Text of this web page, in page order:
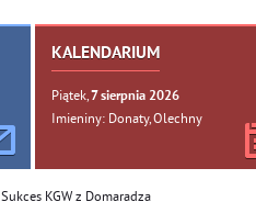
KALENDARIUM
Piątek, 7sierpnia 2026
Imieniny: Donaty, Olechny
Sukces KGW z Domaradza